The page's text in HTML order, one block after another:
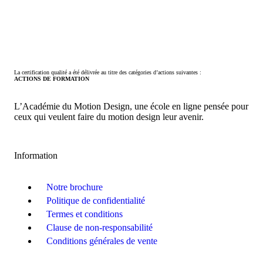
La certification qualité a été délivrée au titre des catégories d’actions suivantes :
ACTIONS DE FORMATION
L’Académie du Motion Design, une école en ligne pensée pour
ceux qui veulent faire du motion design leur avenir.
Information
Notre brochure
Politique de confidentialité
Termes et conditions
Clause de non-responsabilité
Conditions générales de vente